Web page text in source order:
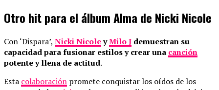
Otro hit para el álbum Alma de Nicki Nicole
Con ‘Dispara’, Nicki NicoleyMilo J demuestran su
capacidad para fusionar estilos y crear una canción
potente y llena de actitud.
Esta colaboración promete conquistar los oídos de los